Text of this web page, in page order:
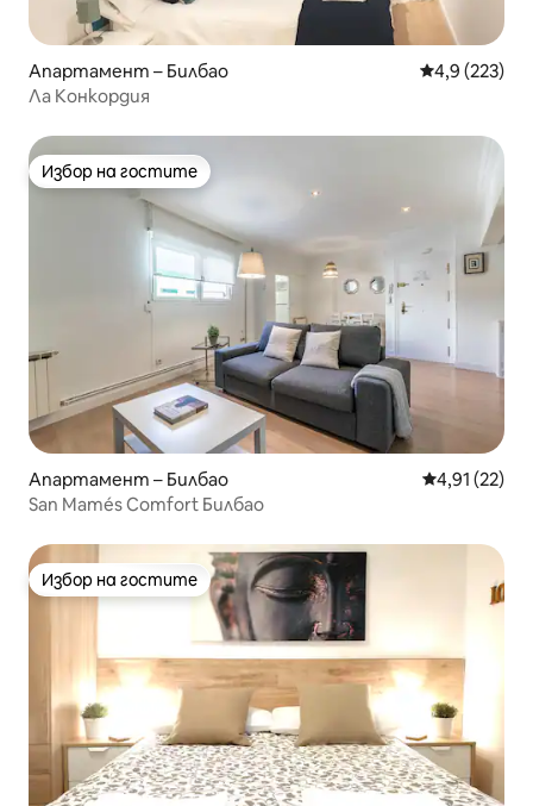
Апартамент – Билбао Средна
4,9 (223)
Ла Конкордия
Избор на гостите
Избор на гостите
Апартамент – Билбао Средна
4,91 (22)
San Mamés Comfort Билбао
Избор на гостите
Избор на гостите